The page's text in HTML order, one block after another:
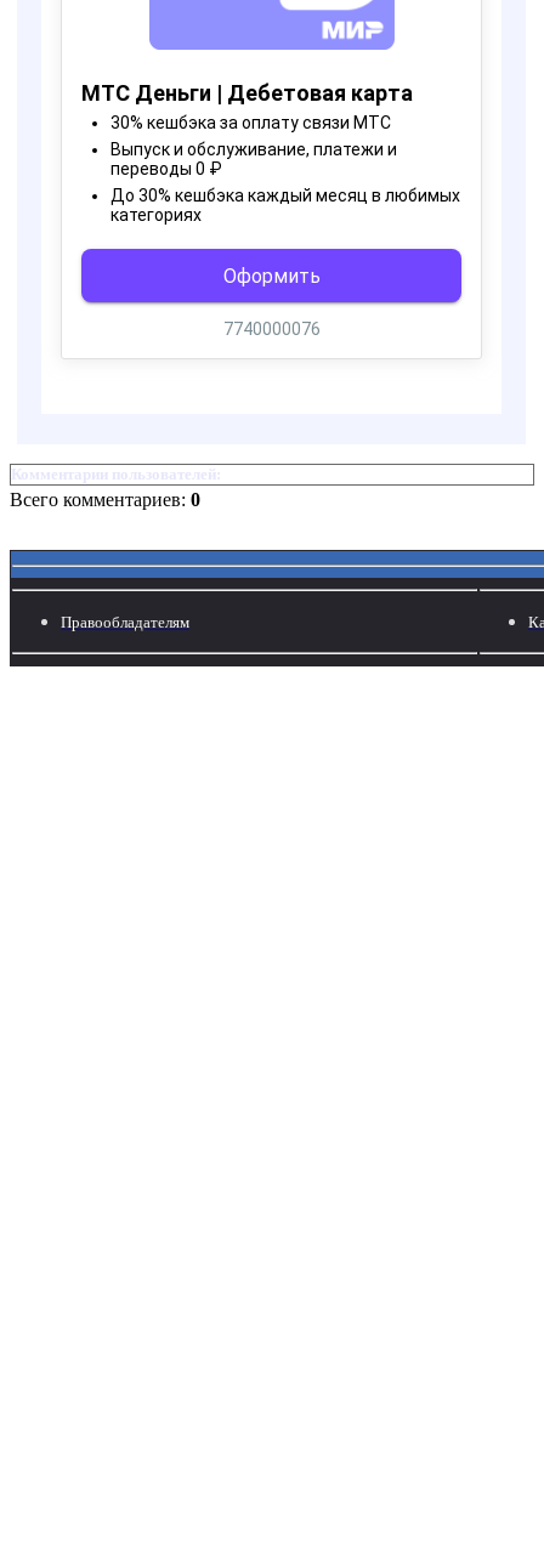
Комментарии пользователей:
Всего комментариев: 0
Правообладателям